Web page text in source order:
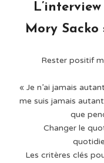
Mory
Rester positif
« Je n’ai jamais
me suis jamais
que
Changer le
Les critères clés